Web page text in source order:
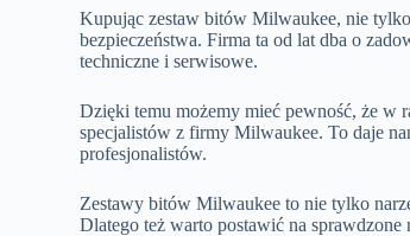
Kupując zestaw bitów Milwaukee, nie
bezpieczeństwa. Firma ta od lat dba o
techniczne i serwisowe.
Dzięki temu możemy mieć pewność, że w
specjalistów z firmy Milwaukee. To daje
profesjonalistów.
Zestawy bitów Milwaukee to nie tylko
Dlatego też warto postawić na